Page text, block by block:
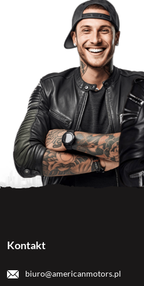
Kontakt
biuro@americanmotors.pl